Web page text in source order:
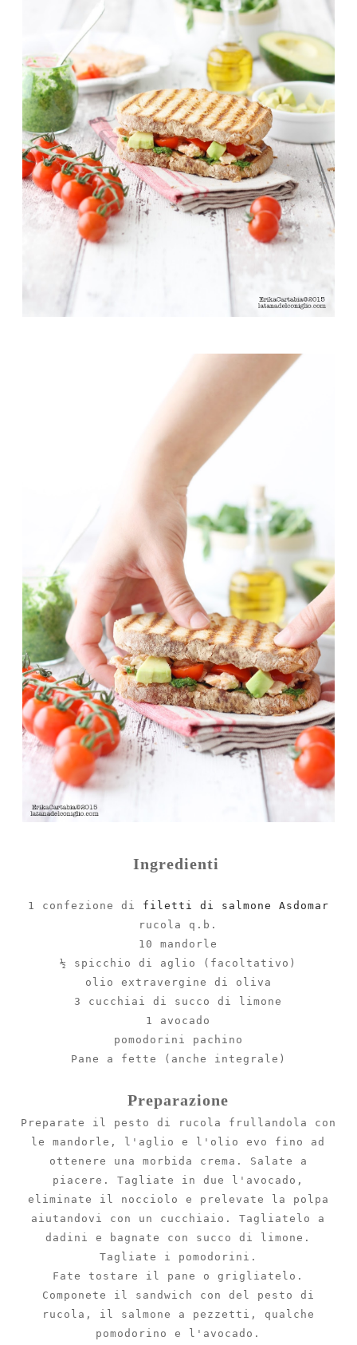
Ingredienti
1 confezione di filetti di salmone Asdomar
rucola q.b.
10 mandorle
½ spicchio di aglio (facoltativo)
olio extravergine di oliva
3 cucchiai di succo di limone
1 avocado
pomodorini pachino
Pane a fette (anche integrale)
Preparazione
Preparate il pesto di rucola frullandola con
le mandorle, l'aglio e l'olio evo fino ad
ottenere una morbida crema. Salate a
piacere. Tagliate in due l'avocado,
eliminate il nocciolo e prelevate la polpa
aiutandovi con un cucchiaio. Tagliatelo a
dadini e bagnate con succo di limone.
Tagliate i pomodorini.
Fate tostare il pane o grigliatelo.
Componete il sandwich con del pesto di
rucola, il salmone a pezzetti, qualche
pomodorino e l'avocado.